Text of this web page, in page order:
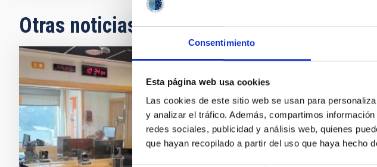
Consentimiento
Esta página web usa cookies
Las cookies de este sitio web se usan para
y analizar el tráfico. Además, compartimos
redes sociales, publicidad y análisis web, quienes
que hayan recopilado a partir del uso que haya hecho
Otras noticias relacionadas
El programa Soñando
emisión de este viernes
El Instituto de Astrofísica de
‘Soñando Estrellas’ en La Radio
divulgar la labor de los más de
IAC. El programa de esta